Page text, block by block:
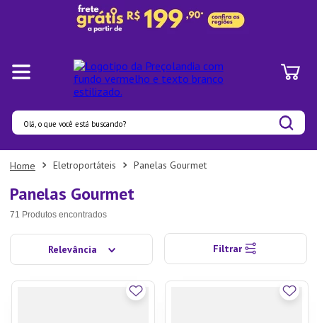
Olá, o que você está buscando?
Eletroportáteis Panelas Gourmet
Panelas Gourmet
71 Produtos
Relevância Filtrar
Termos mais buscados
3º
Organizadores
Bambu
5º
Prato